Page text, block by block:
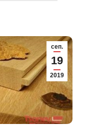
сеп.
19
2019